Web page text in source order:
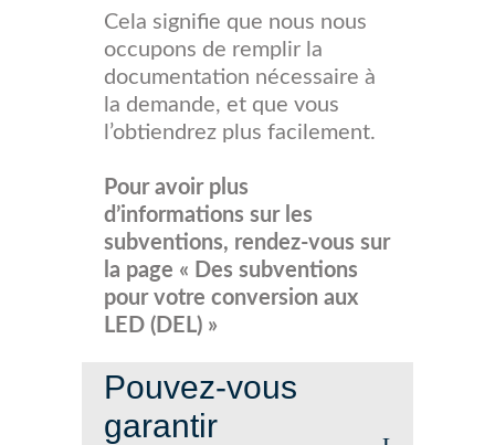
Cela signifie que nous nous
occupons de remplir la
documentation nécessaire à
la demande, et que vous
l’obtiendrez plus facilement.
Pour avoir plus
d’informations sur les
subventions, rendez-vous sur
la page « Des subventions
pour votre conversion aux
LED (DEL) »
Pouvez-vous
garantir